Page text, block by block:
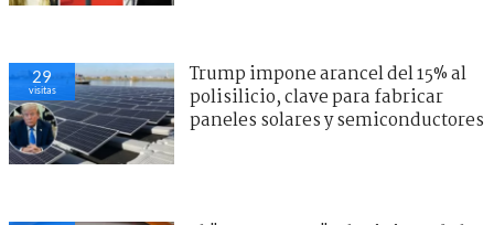
29
visitas
Trump impone arancel del 15% al
polisilicio, clave para fabricar
paneles solares y semiconductores